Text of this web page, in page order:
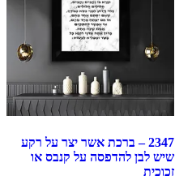
2347 – ברכת אשר יצר על רקע
שיש לבן להדפסה על קנבס או
זכוכית